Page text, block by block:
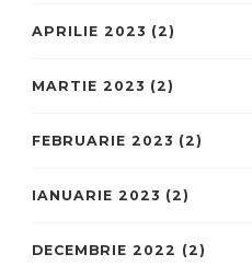
APRILIE 2023 (2)
MARTIE 2023 (2)
FEBRUARIE 2023 (2)
IANUARIE 2023 (2)
DECEMBRIE 2022 (2)